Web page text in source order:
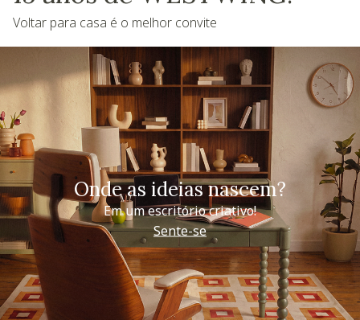
Voltar para casa é o melhor convite
Onde as ideias nascem?
Em um escritório criativo!
Sente-se